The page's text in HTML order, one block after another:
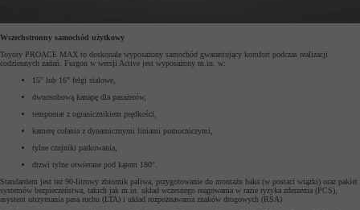
Wszechstronny samochód użytkowy
Toyoty PROACE MAX to doskonale wyposażony samochód gwarantujący komfort podczas realizacji
codziennych zadań. Furgon w wersji Active jest wyposażony m.in. w:
15" lub 16" felgi stalowe,
dwuosobową kanapę dla pasażerów,
tempomat z ogranicznikiem prędkości,
kamerę cofania z dynamicznymi liniami pomocniczymi,
tylne czujniki parkowania,
drzwi tylne otwierane pod kątem 180°.
Standardem jest też 90-litrowy zbiornik paliwa, przygotowanie do montażu haka (w postaci wiązki) oraz pakiet
systemów bezpieczeństwa, takich jak m.in. układ wczesnego reagowania w razie ryzyka zderzenia (PCS),
asystent utrzymania pasa ruchu (LTA) i układ rozpoznawania znaków drogowych (RSA)